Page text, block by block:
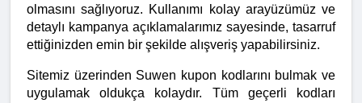
olmasını sağlıyoruz. Kullanımı kolay arayüzümüz ve
detaylı kampanya açıklamalarımız sayesinde, tasarruf
ettiğinizden emin bir şekilde alışveriş yapabilirsiniz.
Sitemiz üzerinden Suwen kupon kodlarını bulmak ve
uygulamak oldukça kolaydır. Tüm geçerli kodları